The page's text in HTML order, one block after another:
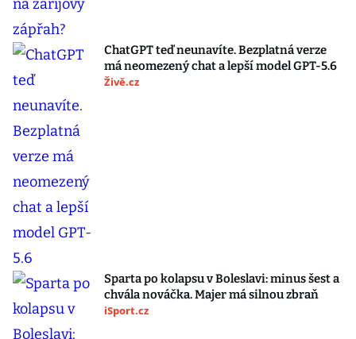
ChatGPT teď neunavíte. Bezplatná verze
má neomezený chat a lepší model GPT-5.6
Živě.cz
Sparta po kolapsu v Boleslavi: minus šest a
chvála nováčka. Majer má silnou zbraň
iSport.cz